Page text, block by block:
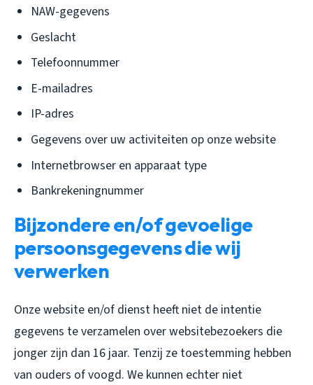
NAW-gegevens
Geslacht
Telefoonnummer
E-mailadres
IP-adres
Gegevens over uw activiteiten op onze website
Internetbrowser en apparaat type
Bankrekeningnummer
Bijzondere en/of gevoelige
persoonsgegevens die wij
verwerken
Onze website en/of dienst heeft niet de intentie
gegevens te verzamelen over websitebezoekers die
jonger zijn dan 16 jaar. Tenzij ze toestemming hebben
van ouders of voogd. We kunnen echter niet